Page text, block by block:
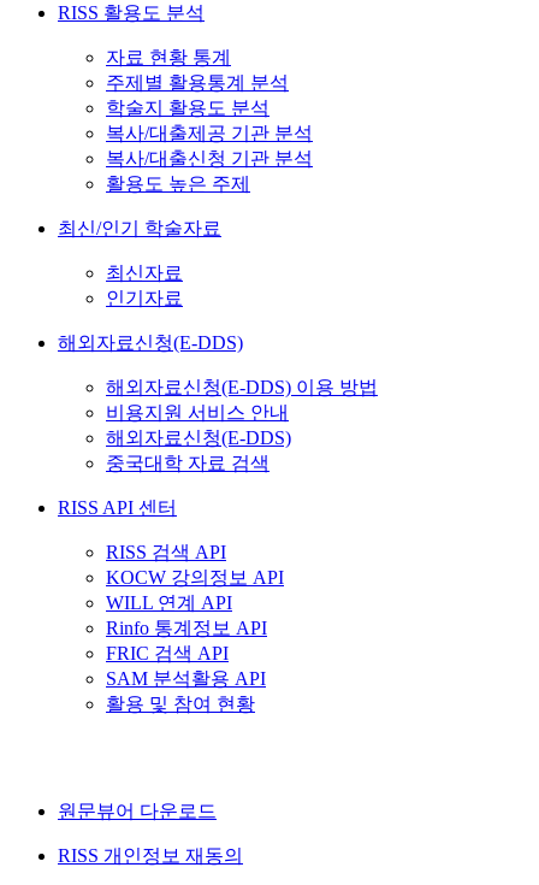
RISS 활용도 분석
자료 현황 통계
주제별 활용통계 분석
학술지 활용도 분석
복사/대출제공 기관 분석
복사/대출신청 기관 분석
활용도 높은 주제
최신/인기 학술자료
최신자료
인기자료
해외자료신청(E-DDS)
해외자료신청(E-DDS) 이용 방법
비용지원 서비스 안내
해외자료신청(E-DDS)
중국대학 자료 검색
RISS API 센터
RISS 검색 API
KOCW 강의정보 API
WILL 연계 API
Rinfo 통계정보 API
FRIC 검색 API
SAM 분석활용 API
활용 및 참여 현황
원문뷰어 다운로드
RISS 개인정보 재동의